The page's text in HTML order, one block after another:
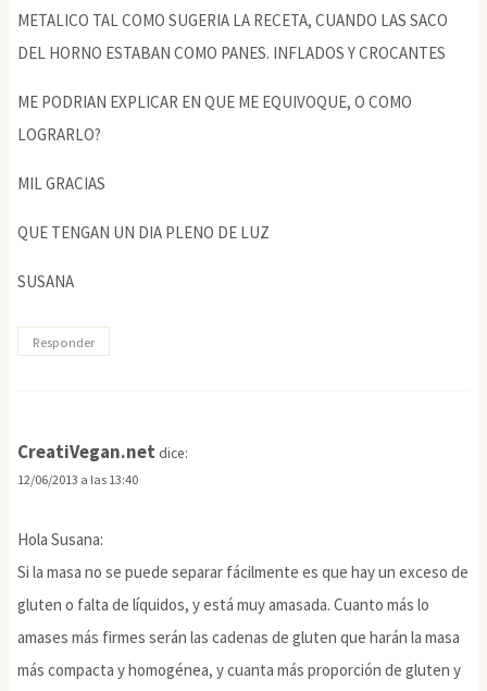
METALICO TAL COMO SUGERIA LA RECETA, CUANDO LAS SACO
DEL HORNO ESTABAN COMO PANES. INFLADOS Y CROCANTES
ME PODRIAN EXPLICAR EN QUE ME EQUIVOQUE, O COMO
LOGRARLO?
MIL GRACIAS
QUE TENGAN UN DIA PLENO DE LUZ
SUSANA
Responder
CreatiVegan.net dice:
12/06/2013 a las 13:40
Hola Susana:
Si la masa no se puede separar fácilmente es que hay un exceso de
gluten o falta de líquidos, y está muy amasada. Cuanto más lo
amases más firmes serán las cadenas de gluten que harán la masa
más compacta y homogénea, y cuanta más proporción de gluten y